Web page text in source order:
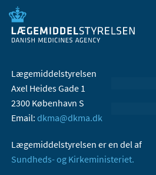
Lægemiddelstyrelsen
Axel Heides Gade 1
2300 København S
Email: dkma@dkma.dk
Lægemiddelstyrelsen er en del af
Sundheds- og Kirkeministeriet.